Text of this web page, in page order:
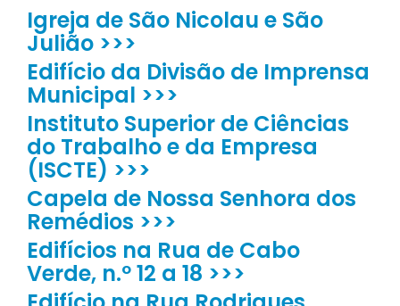
Igreja de São Nicolau e São
Julião >>>
Edifício da Divisão de Imprensa
Municipal >>>
Instituto Superior de Ciências
do Trabalho e da Empresa
(ISCTE) >>>
Capela de Nossa Senhora dos
Remédios >>>
Edifícios na Rua de Cabo
Verde, n.º 12 a 18 >>>